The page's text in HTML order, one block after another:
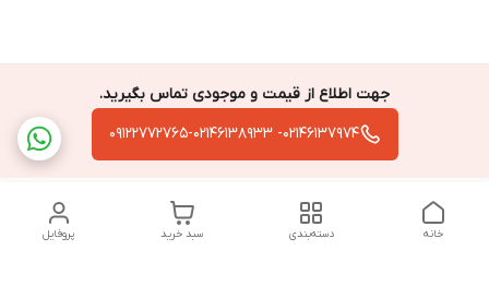
جهت اطلاع از قیمت و موجودی تماس بگیرید.
02146137974- 09122772765-02146138933
پروفایل سبد خرید دسته‌بندی خانه